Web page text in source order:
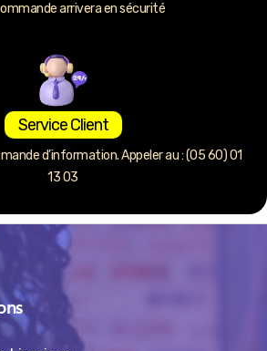
arrivera en sécurité
Service Client
d’information. Appeler au : (05 60) 01
13 03